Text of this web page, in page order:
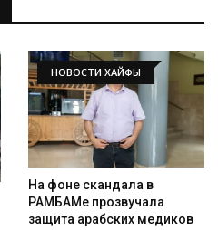
НОВОСТИ ХАЙФЫ
На фоне скандала в
РАМБАМе прозвучала
защита арабских медиков